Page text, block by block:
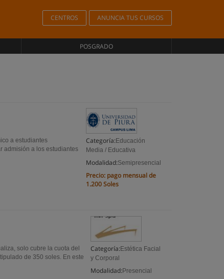
CENTROS ANUNCIA TUS CURSOS
POSGRADO
Categoría: Educación
Media / Educativa
Modalidad:Semipresencial
Precio: pago mensual de
1.200 Soles
a estudiantes
admisión a los estudiantes
Categoría: Estética Facial
y Corporal
Modalidad: Presencial
solo cubre la cuota del
de 350 soles. En este